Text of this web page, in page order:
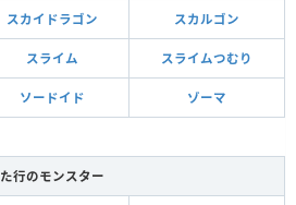
スカイドラゴン スカルゴン
スライム スライムつむり
ソードイド ゾーマ
た行のモンスター